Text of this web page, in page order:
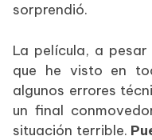
sorprendió.
La película, a
que he visto en
algunos errores
un final
situación terrible.